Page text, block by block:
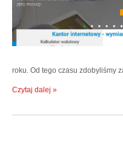
roku. Od tego czasu zdobyliśmy
Czytaj dalej »